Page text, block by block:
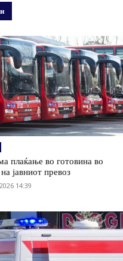
плаќање во готовина во
јавниот превоз
14:39